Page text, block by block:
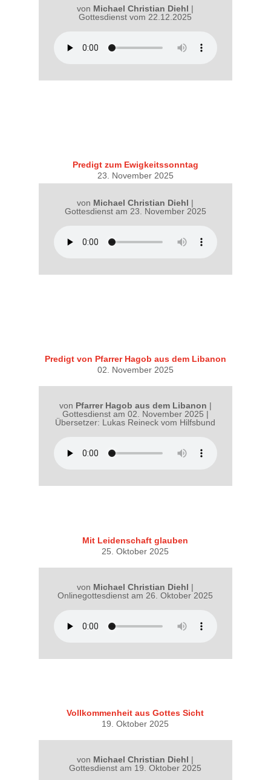
von Michael Christian Diehl |
Gottesdienst vom 22.12.2025
Predigt zum Ewigkeitssonntag
23. November 2025
von Michael Christian Diehl |
Gottesdienst am 23. November 2025
Predigt von Pfarrer Hagob aus dem Libanon
02. November 2025
von Pfarrer Hagob aus dem Libanon |
Gottesdienst am 02. November 2025 |
Übersetzer: Lukas Reineck vom Hilfsbund
Mit Leidenschaft glauben
25. Oktober 2025
von Michael Christian Diehl |
Onlinegottesdienst am 26. Oktober 2025
Vollkommenheit aus Gottes Sicht
19. Oktober 2025
von Michael Christian Diehl |
Gottesdienst am 19. Oktober 2025